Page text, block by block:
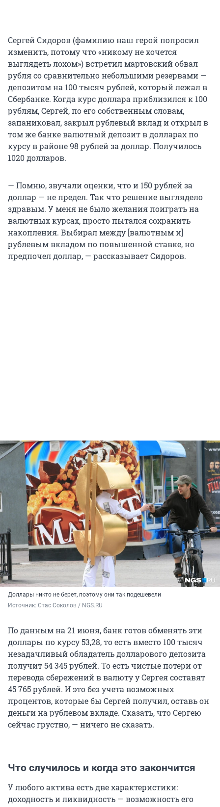
Сергей Сидоров (фамилию наш герой попросил
изменить, потому что «никому не хочется
выглядеть лохом») встретил мартовский обвал
рубля со сравнительно небольшими резервами —
депозитом на 100 тысяч рублей, который лежал в
Сбербанке. Когда курс доллара приблизился к 100
рублям, Сергей, по его собственным словам,
запаниковал, закрыл рублевый вклад и открыл в
том же банке валютный депозит в долларах по
курсу в районе 98 рублей за доллар. Получилось
1020 долларов.
— Помню, звучали оценки, что и 150 рублей за
доллар — не предел. Так что решение выглядело
здравым. У меня не было желания поиграть на
валютных курсах, просто пытался сохранить
накопления. Выбирал между [валютным и]
рублевым вкладом по повышенной ставке, но
предпочел доллар, — рассказывает Сидоров.
Доллары никто не берет, поэтому они так подешевели
Источник: Стас Соколов / NGS.RU
По данным на 21 июня, банк готов обменять эти
доллары по курсу 53,28, то есть вместо 100 тысяч
незадачливый обладатель долларового депозита
получит 54 345 рублей. То есть чистые потери от
перевода сбережений в валюту у Сергея составят
45 765 рублей. И это без учета возможных
процентов, которые бы Сергей получил, оставь он
деньги на рублевом вкладе. Сказать, что Сергею
сейчас грустно, — ничего не сказать.
Что случилось и когда это закончится
У любого актива есть две характеристики:
доходность и ликвидность — возможность его